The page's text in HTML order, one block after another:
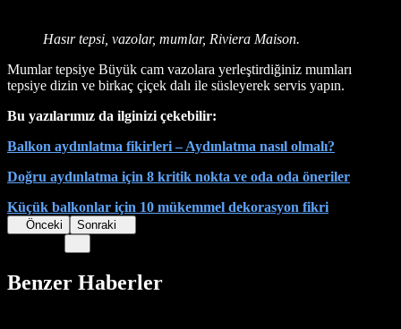
Hasır tepsi, vazolar, mumlar, Riviera Maison.
Mumlar tepsiye Büyük cam vazolara yerleştirdiğiniz mumları
tepsiye dizin ve birkaç çiçek dalı ile süsleyerek servis yapın.
Bu yazılarımız da ilginizi çekebilir:
Balkon aydınlatma fikirleri – Aydınlatma nasıl olmalı?
Doğru aydınlatma için 8 kritik nokta ve oda oda öneriler
Küçük balkonlar için 10 mükemmel dekorasyon fikri
Önceki Sonraki
Benzer Haberler